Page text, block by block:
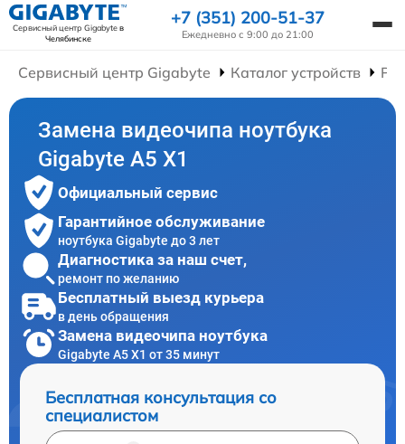
Сервисный центр Gigabyteв
Челябинске
+7 (351) 200-51-37
Ежедневно с 9:00 до 21:00
Сервисный центр Gigabyte Каталог устройств
Замена видеочипа ноутбука
Gigabyte A5 X1
Официальный сервис
Гарантийное обслуживание
ноутбука Gigabyte до 3 лет
Диагностика за наш счет,
ремонт по желанию
Бесплатный выезд курьера
в день обращения
Замена видеочипа ноутбука
Gigabyte A5 X1 от 35 минут
Бесплатная консультация со
специалистом